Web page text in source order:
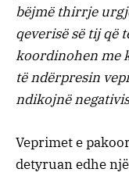
bëjmë thirrje
qeverisë së tij që
koordinohen me
të ndërpresin
ndikojnë
Veprimet e
detyruan edhe